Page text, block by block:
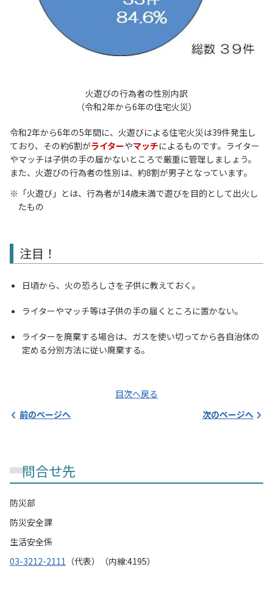
火遊びの行為者の性別内訳
（令和2年から6年の住宅火災）
令和2年から6年の5年間に、火遊びによる住宅火災は39件発生し
ており、その約6割がライターやマッチによるものです。ライター
やマッチは子供の手の届かないところで厳重に管理しましょう。
また、火遊びの行為者の性別は、約8割が男子となっています。
「火遊び」とは、行為者が14歳未満で遊びを目的として出火し
たもの
注目！
日頃から、火の恐ろしさを子供に教えておく。
ライターやマッチ等は子供の手の届くところに置かない。
ライターを廃棄する場合は、ガスを使い切ってから各自治体の
定める分別方法に従い廃棄する。
目次へ戻る
前のページへ
次のページへ
問合せ先
防災部
防災安全課
生活安全係
03-3212-2111 （代表）（内線:4195）